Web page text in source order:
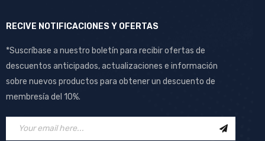
RECIVE NOTIFICACIONES Y OFERTAS
*Suscríbase a nuestro boletín para recibir ofertas de
descuentos anticipados, actualizaciones e información
sobre nuevos productos para obtener un descuento de
membresía del 10%.